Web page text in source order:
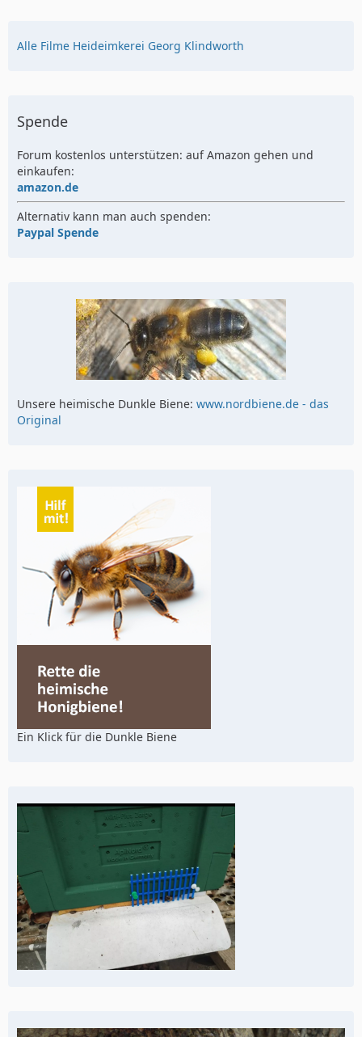
Alle Filme Heideimkerei Georg Klindworth
Spende
Forum kostenlos unterstützen: auf Amazon gehen und
einkaufen:
amazon.de
Alternativ kann man auch spenden:
Paypal Spende
Unsere heimische Dunkle Biene: www.nordbiene.de - das
Original
Ein Klick für die Dunkle Biene